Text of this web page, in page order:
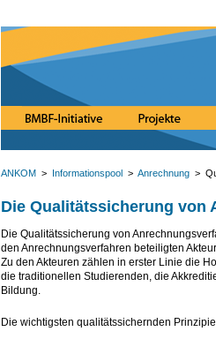
ANKOM > Informationspool > Anrechnung >
Die Qualitätssicherung von
Die Qualitätssicherung von
den Anrechnungsverfahren beteiligten
Zu den Akteuren zählen in erster Linie die
die traditionellen Studierenden, die
Bildung.
Die wichtigsten qualitätssichernden